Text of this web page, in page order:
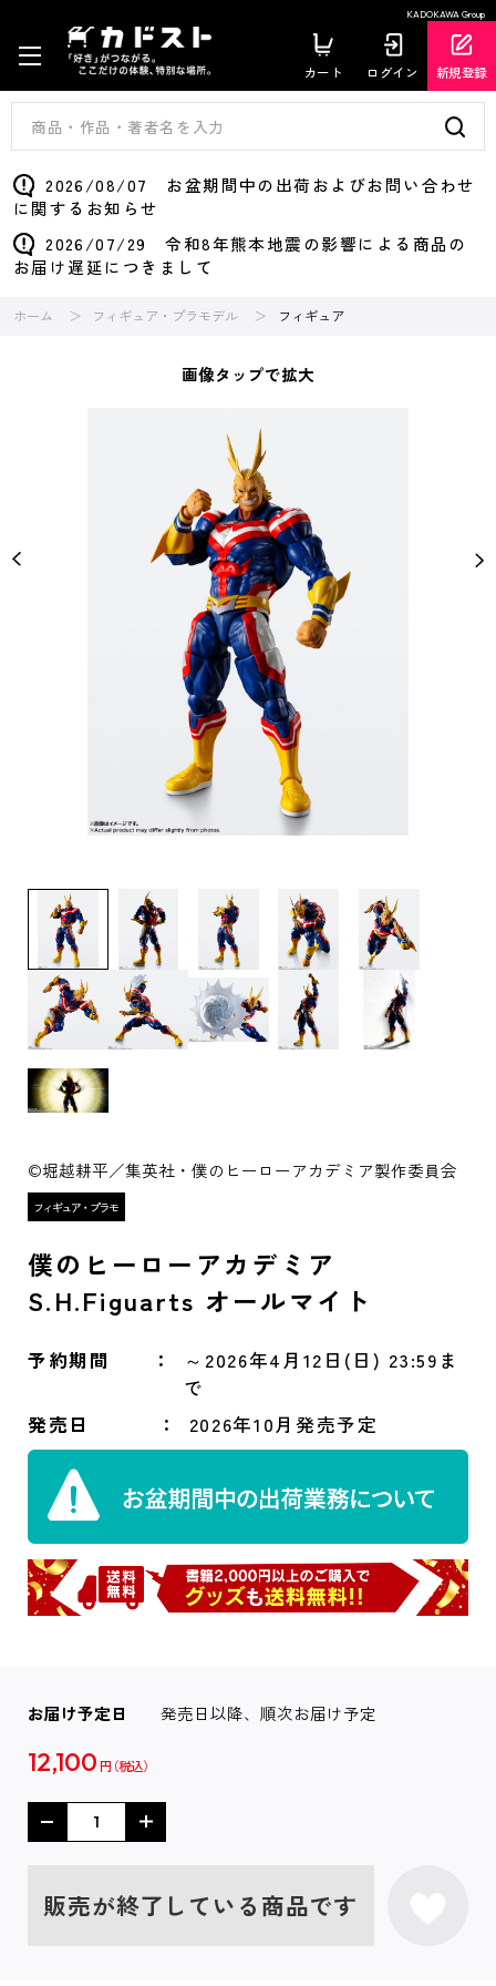
KADOKAWA Group
カート ログイン 新規登録
2026/08/07 お盆期間中の出荷およびお問い合わせ
に関するお知らせ
2026/07/29 令和8年熊本地震の影響による商品の
お届け遅延につきまして
ホーム フィギュア・プラモデル フィギュア
画像タップで拡大
©堀越耕平／集英社・僕のヒーローアカデミア製作委員会
僕のヒーローアカデミア
S.H.Figuarts オールマイト
予約期間
～2026年4月12日(日) 23:59ま
で
発売日
2026年10月発売予定
お届け予定日 発売日以降、順次お届け予定
12,100 円
販売が終了している商品です